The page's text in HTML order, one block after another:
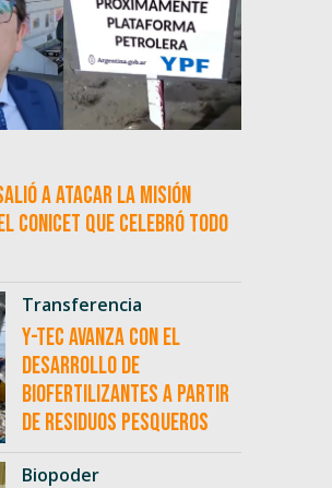
a atacar la misión
CONICET que celebró todo
Transferencia
Y-TEC avanza con el
desarrollo de
biofertilizantes a partir
de residuos pesqueros
Biopoder